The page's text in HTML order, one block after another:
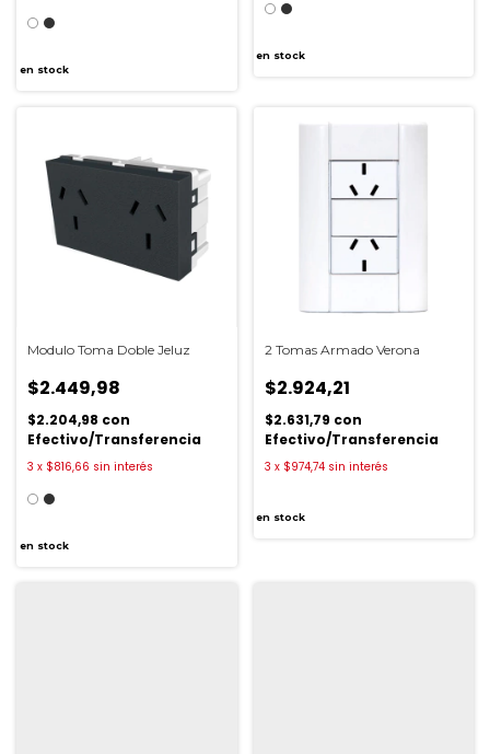
en stock
en stock
Modulo Toma Doble Jeluz
$2.449,98
$2.204,98 con
Efectivo/Transferencia
3 x $816,66 sin interés
en stock
2 Tomas Armado Verona
$2.924,21
$2.631,79 con
Efectivo/Transferencia
3 x $974,74 sin interés
en stock